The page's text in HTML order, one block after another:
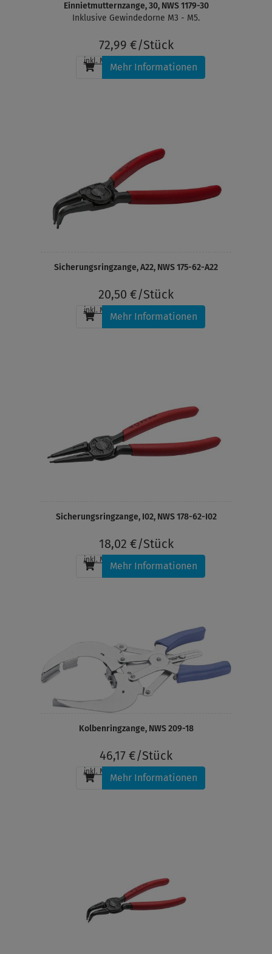
Einnietmutternzange, 30, NWS 1179-30
Inklusive Gewindedorne M3 - M5.
72,99 €/Stück
inkl. MwSt. , zzgl. Versandkosten
Mehr Informationen
Sicherungsringzange, A22, NWS 175-62-A22
20,50 €/Stück
inkl. MwSt. , zzgl. Versandkosten
Mehr Informationen
Sicherungsringzange, I02, NWS 178-62-I02
18,02 €/Stück
inkl. MwSt. , zzgl. Versandkosten
Mehr Informationen
Kolbenringzange, NWS 209-18
46,17 €/Stück
inkl. MwSt. , zzgl. Versandkosten
Mehr Informationen